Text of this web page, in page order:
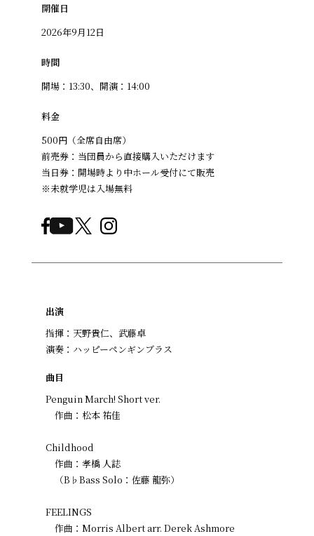
開催日
2026年9月12日
時間
開場：13:30、開演：14:00
料金
500円（全席自由席）
前売券：当団員から直接購入いただけます
当日券：開場時より中ホール受付にて販売
※未就学児は入場無料
出演
指揮：天野貴仁、武藤卓
演奏：ハッピーペンギンブラス
曲目
Penguin March! Short ver.
作曲：松本 祐佳
Childhood
作曲：孝橋 人誌
（B♭Bass Solo：佐藤 龍弥）
FEELINGS
作曲：Morris Albert arr. Derek Ashmore